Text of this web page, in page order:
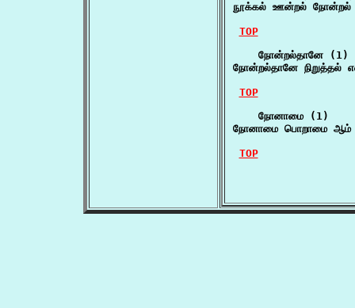
நூக்கல் ஊன்றல்
TOP
    நோன்றல்தானே (1)
நோன்றல்தானே
TOP
    நோனாமை (1)
நோனாமை பொறாமை
TOP